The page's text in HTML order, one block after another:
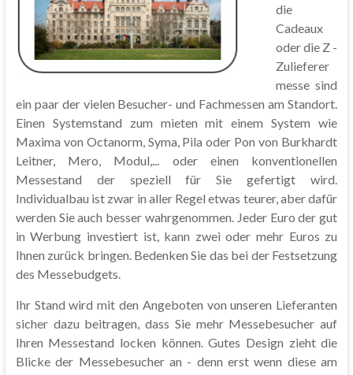
die
Cadeaux
oder die Z -
Zulieferer
messe sind
ein paar der vielen Besucher- und Fachmessen am Standort.
Einen Systemstand zum mieten mit einem System wie
Maxima von Octanorm, Syma, Pila oder Pon von Burkhardt
Leitner, Mero, Modul,... oder einen konventionellen
Messestand der speziell für Sie gefertigt wird.
Individualbau ist zwar in aller Regel etwas teurer, aber dafür
werden Sie auch besser wahrgenommen. Jeder Euro der gut
in Werbung investiert ist, kann zwei oder mehr Euros zu
Ihnen zurück bringen. Bedenken Sie das bei der Festsetzung
des Messebudgets.
Ihr Stand wird mit den Angeboten von unseren Lieferanten
sicher dazu beitragen, dass Sie mehr Messebesucher auf
Ihren Messestand locken können. Gutes Design zieht die
Blicke der Messebesucher an - denn erst wenn diese am